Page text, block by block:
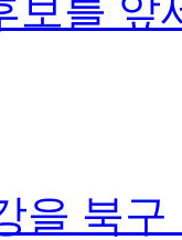
보를 앞
을 북